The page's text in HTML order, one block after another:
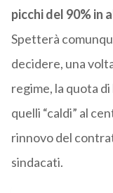
picchi del 90% in
Spetterà
decidere, una
regime, la quota di
quelli “caldi” al
rinnovo del
sindacati.